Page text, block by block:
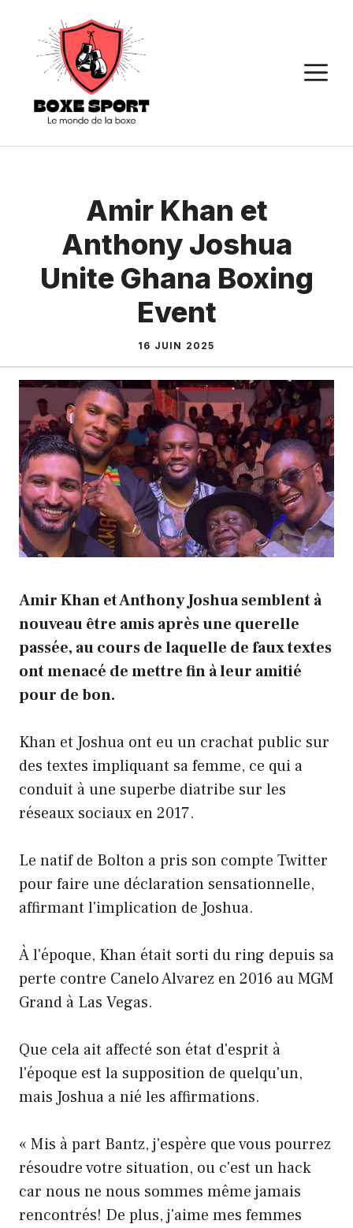
contenu
Amir Khan et
Anthony Joshua
Unite Ghana Boxing
Event
16 JUIN 2025
Amir Khan et Anthony Joshua semblent à
nouveau être amis après une querelle
passée, au cours de laquelle de faux textes
ont menacé de mettre fin à leur amitié
pour de bon.
Khan et Joshua ont eu un crachat public sur
des textes impliquant sa femme, ce qui a
conduit à une superbe diatribe sur les
réseaux sociaux en 2017.
Le natif de Bolton a pris son compte Twitter
pour faire une déclaration sensationnelle,
affirmant l'implication de Joshua.
À l'époque, Khan était sorti du ring depuis sa
perte contre Canelo Alvarez en 2016 au MGM
Grand à Las Vegas.
Que cela ait affecté son état d'esprit à
l'époque est la supposition de quelqu'un,
mais Joshua a nié les affirmations.
« Mis à part Bantz, j'espère que vous pourrez
résoudre votre situation, ou c'est un hack
car nous ne nous sommes même jamais
rencontrés! De plus, j'aime mes femmes